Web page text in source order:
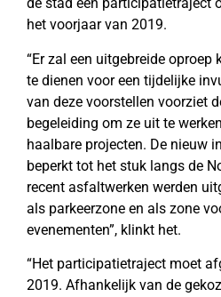
de stad een participatietraject
het voorjaar van 2019.
“Er zal een uitgebreide
te dienen voor een tijdelijke
van deze voorstellen voorziet
begeleiding om ze uit te
haalbare projecten. De nieuw
beperkt tot het stuk langs de
recent asfaltwerken werden
als parkeerzone en als zone
evenementen”, klinkt het.
“Het participatietraject moet
2019. Afhankelijk van de